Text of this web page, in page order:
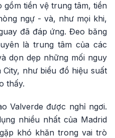
tiền vệ trung tâm, tiền
ngự - và, như mọi khi,
đã đáp ứng. Đeo băng
là trung tâm của các
dọn dẹp những mối nguy
như biểu đồ hiệu suất
thấy.
Valverde được nghỉ ngơi.
nhiều nhất của Madrid
khó khăn trong vai trò